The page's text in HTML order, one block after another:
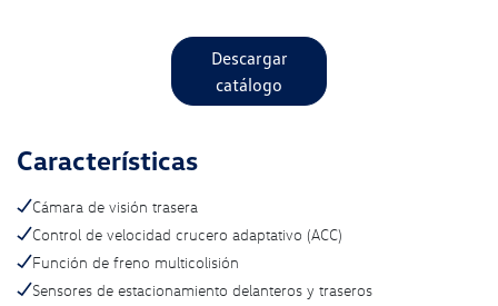
Descargar
catálogo
Características
Cámara de visión trasera
Control de velocidad crucero adaptativo (ACC)
Función de freno multicolisión
Sensores de estacionamiento delanteros y traseros